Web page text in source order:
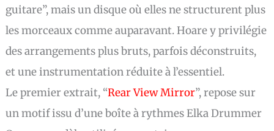
guitare”, mais un disque où elles ne structurent plus
les morceaux comme auparavant. Hoare y privilégie
des arrangements plus bruts, parfois déconstruits,
et une instrumentation réduite à l’essentiel.
Le premier extrait, “Rear View Mirror”, repose sur
un motif issu d’une boîte à rythmes Elka Drummer